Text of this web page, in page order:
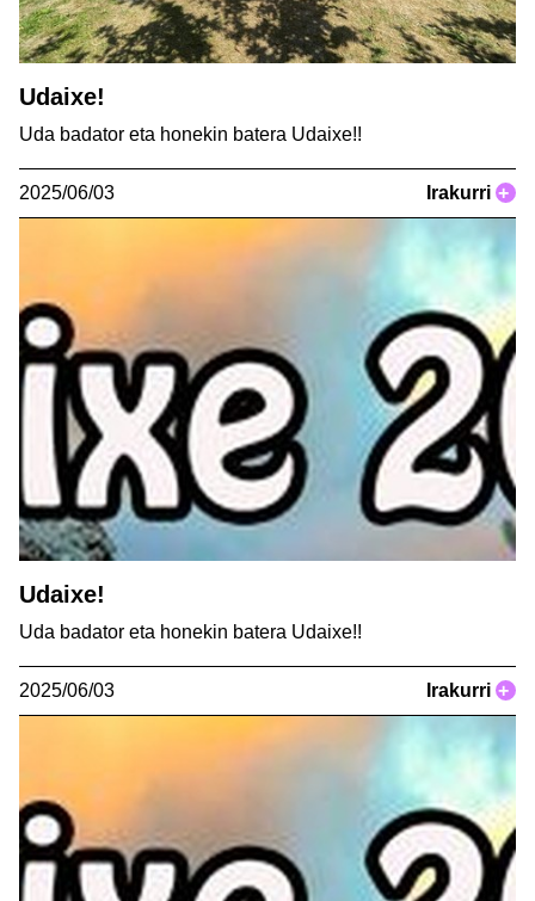
Udaixe!
Uda badator eta honekin batera Udaixe!!
2025/06/03 Irakurri +
Udaixe!
Uda badator eta honekin batera Udaixe!!
2025/06/03 Irakurri +